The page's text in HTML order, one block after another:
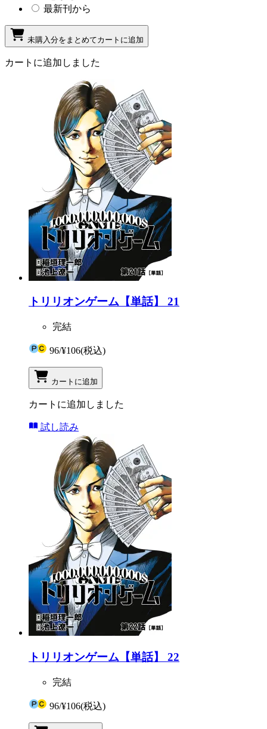
最新刊から
未購入分をまとめてカートに追加
カートに追加しました
トリリオンゲーム【単話】 21
完結
96/¥106(税込)
カートに追加
カートに追加しました
試し読み
トリリオンゲーム【単話】 22
完結
96/¥106(税込)